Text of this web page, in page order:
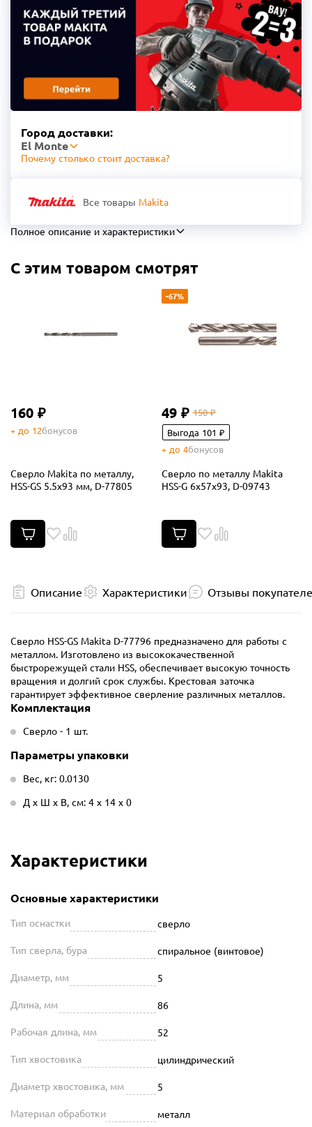
Город доставки:
El Monte
Почему столько стоит доставка?
Все товары Makita
Полное описание и характеристики
С этим товаром смотрят
160 ₽
+ до 12бонусов
Сверло Makita по металлу,
HSS-GS 5.5x93 мм, D-77805
-67%
49 ₽ 150 ₽
Выгода 101 ₽
+ до 4бонусов
Сверло по металлу Makita
HSS-G 6х57x93, D-09743
Описание Характеристики Отзывы
Сверло HSS-GS Makita D-77796 предназначено для работы с
металлом. Изготовлено из высококачественной
быстрорежущей стали HSS, обеспечивает высокую точность
вращения и долгий срок службы. Крестовая заточка
гарантирует эффективное сверление различных металлов.
Комплектация
Сверло - 1 шт.
Параметры упаковки
Вес, кг: 0.0130
Д х Ш х В, см: 4 х 14 х 0
Характеристики
Основные характеристики
Тип оснастки сверло
Тип сверла, бура спиральное (винтовое)
Диаметр, мм 5
Длина, мм 86
Рабочая длина, мм 52
Тип хвостовика цилиндрический
Диаметр хвостовика, мм 5
Материал обработки металл